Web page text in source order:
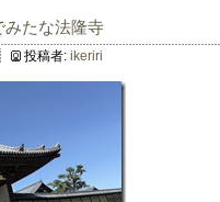
みたな法隆寺
投稿者: ikeriri